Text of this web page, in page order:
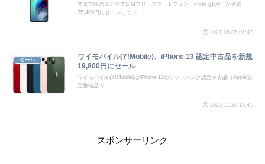
楽天市場のコジマでSIMフリースマートフォン「moto g100」が実質
35,409円にセールしてい...
2021.06.05 01:47
セール
ワイモバイル(Y!Mobile)、iPhone 13 認定中古品を新規
19,800円にセール
ワイモバイル(Y!Mobile)はiPhone 13のソフトバンク認定中古品（Apple認
定整備品で...
2025.11.20 13:41
スポンサーリンク